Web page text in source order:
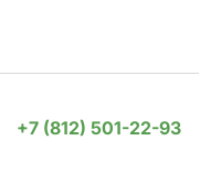
+7 (812) 501-22-93